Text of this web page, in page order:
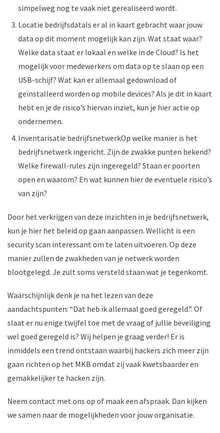
simpelweg nog te vaak niet gerealiseerd wordt.
Locatie bedrijfsdataIs er al in kaart gebracht waar jouw
data op dit moment mogelijk kan zijn. Wat staat waar?
Welke data staat er lokaal en welke in de Cloud? Is het
mogelijk voor medewerkers om data op te slaan op een
USB-schijf? Wat kan er allemaal gedownload of
geïnstalleerd worden op mobile devices? Als je dit in kaart
hebt en je de risico’s hiervan inziet, kun je hier actie op
ondernemen.
Inventarisatie bedrijfsnetwerkOp welke manier is het
bedrijfsnetwerk ingericht. Zijn de zwakke punten bekend?
Welke firewall-rules zijn ingeregeld? Staan er poorten
open en waarom? En wat kunnen hier de eventuele risico’s
van zijn?
Door het verkrijgen van deze inzichten in je bedrijfsnetwerk,
kun je hier het beleid op gaan aanpassen. Wellicht is een
security scan interessant om te laten uitvoeren. Op deze
manier zullen de zwakheden van je netwerk worden
blootgelegd. Je zult soms versteld staan wat je tegenkomt.
Waarschijnlijk denk je na het lezen van deze
aandachtspunten: “Dat heb ik allemaal goed geregeld.”. Of
slaat er nu enige twijfel toe met de vraag of jullie beveiliging
wel goed geregeld is? Wij helpen je graag verder! Er is
inmiddels een trend ontstaan waarbij hackers zich meer zijn
gaan richten op het MKB omdat zij vaak kwetsbaarder en
gemakkelijker te hacken zijn.
Neem contact met ons op of maak een afspraak. Dan kijken
we samen naar de mogelijkheden voor jouw organisatie.